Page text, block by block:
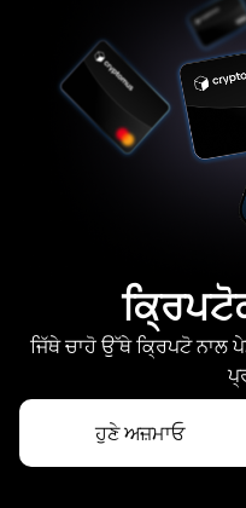
ਜਿੱਥੇ ਚਾਹੋ ਉੱਥੇ ਕ੍ਰਿਪਟੋ ਨਾਲ
ਹੁਣੇ ਅਜ਼ਮਾਓ